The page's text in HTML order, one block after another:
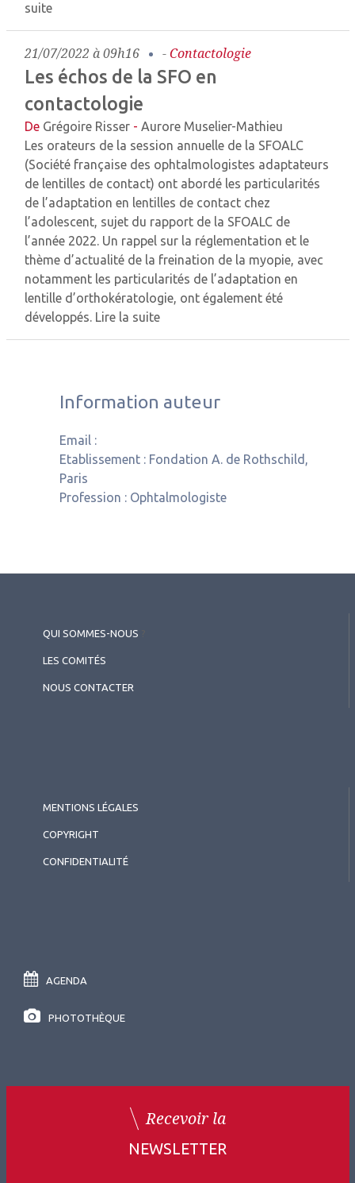
suite
21/07/2022 à 09h16 -Contactologie
Les échos de la SFO en
contactologie
De Grégoire Risser - Aurore Muselier-Mathieu
Les orateurs de la session annuelle de la SFOALC
(Société française des ophtalmologistes adaptateurs
de lentilles de contact) ont abordé les particularités
de l’adaptation en lentilles de contact chez
l’adolescent, sujet du rapport de la SFOALC de
l’année 2022. Un rappel sur la réglementation et le
thème d’actualité de la freination de la myopie, avec
notamment les particularités de l’adaptation en
lentille d’orthokératologie, ont également été
développés. Lire la suite
Information auteur
Email :
Etablissement : Fondation A. de Rothschild,
Paris
Profession : Ophtalmologiste
QUI SOMMES-NOUS
LES COMITÉS
NOUS CONTACTER
MENTIONS LÉGALES
COPYRIGHT
CONFIDENTIALITÉ
AGENDA
PHOTOTHÈQUE
Recevoir la
NEWSLETTER